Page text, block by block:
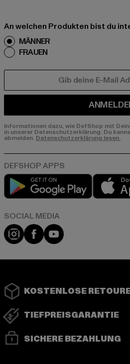
An welchen Produkten bist du
MÄNNER
FRAUEN
Informationen dazu, wie DefShop mit
in unserer Datenschutzerklärung. Du
abmelden. Datenschutzerklärung lesen.
Play
Instagram
FacebookYouTube
KOSTENLOSE
TIEFPREISGARANTIE
SICHERE BEZAHLUNG